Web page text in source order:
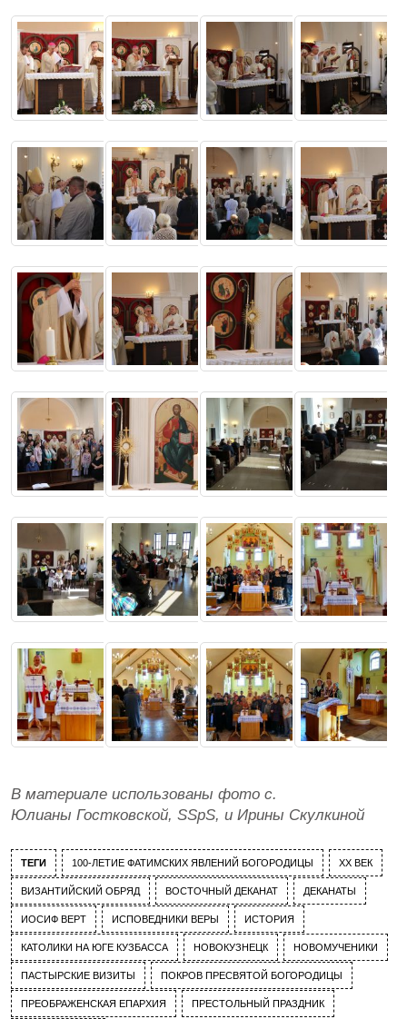
В материале использованы фото с.
Юлианы Гостковской, SSpS, и Ирины Скулкиной
ТЕГИ 100-ЛЕТИЕ ФАТИМСКИХ ЯВЛЕНИЙ БОГОРОДИЦЫ XX ВЕК
ВИЗАНТИЙСКИЙ ОБРЯД ВОСТОЧНЫЙ ДЕКАНАТ ДЕКАНАТЫ
ИОСИФ ВЕРТ ИСПОВЕДНИКИ ВЕРЫ ИСТОРИЯ
КАТОЛИКИ НА ЮГЕ КУЗБАССА НОВОКУЗНЕЦК НОВОМУЧЕНИКИ
ПАСТЫРСКИЕ ВИЗИТЫ ПОКРОВ ПРЕСВЯТОЙ БОГОРОДИЦЫ
ПРЕОБРАЖЕНСКАЯ ЕПАРХИЯ ПРЕСТОЛЬНЫЙ ПРАЗДНИК